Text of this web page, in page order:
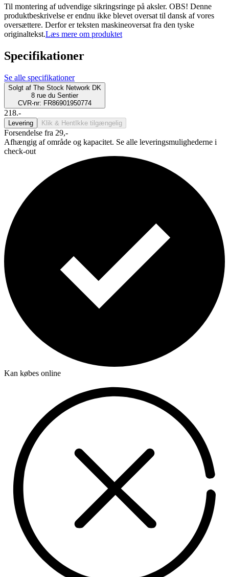
Til montering af udvendige sikringsringe på aksler. OBS! Denne
produktbeskrivelse er endnu ikke blevet oversat til dansk af vores
oversættere. Derfor er teksten maskineoversat fra den tyske
originaltekst.Læs mere om produktet
Specifikationer
Se alle specifikationer
Solgt af The Stock Network DK
8 rue du Sentier
CVR-nr: FR86901950774
218.-
Levering Klik & Hent Ikke tilgængelig
Forsendelse fra 29,-
Afhængig af område og kapacitet. Se alle leveringsmulighederne i
check-out
Kan købes online